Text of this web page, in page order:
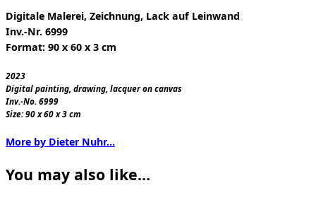
Digitale Malerei, Zeichnung, Lack auf Leinwand
Inv.-Nr. 6999
Format: 90 x 60 x 3 cm
2023
Digital painting, drawing, lacquer on canvas
Inv.-No. 6999
Size: 90 x 60 x 3 cm
More by Dieter Nuhr…
You may also like…